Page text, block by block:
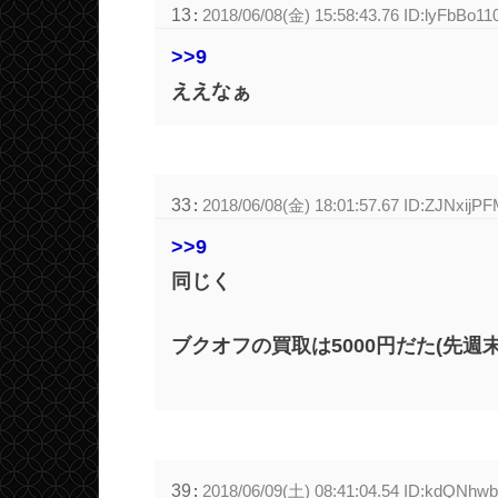
13: 2018/06/08(金) 15:58:43.76
>>9
ええなぁ
33: 2018/06/08(金) 18:01:57.67
>>9
同じく
ブクオフの買取は5000円だた(先週
39 : 2018/06/09(土) 08:41:04.54